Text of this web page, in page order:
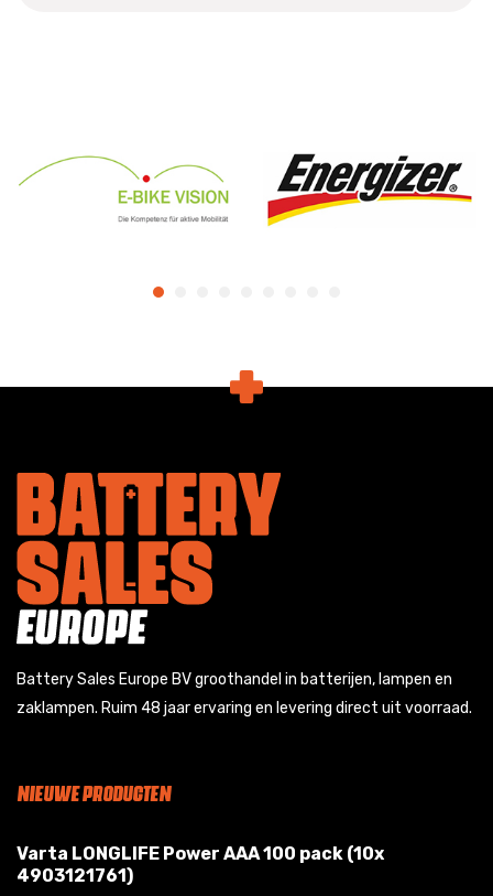
Battery Sales Europe BV groothandel in batterijen, lampen en
zaklampen. Ruim 48 jaar ervaring en levering direct uit voorraad.
NIEUWE PRODUCTEN
Varta LONGLIFE Power AAA 100 pack (10x
4903121761)